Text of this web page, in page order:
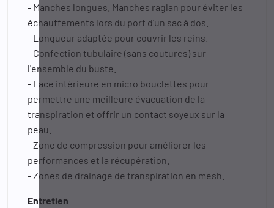
- Manches longues. Manches raglan pour éviter les
échauffements lors du port d’un sac à dos.
- Longueur adaptée pour couvrir les reins.
- Confection tubulaire (sans coutures) sur
l'ensemble du buste.
- Face intérieure en micro bouclettes pour
permettre une meilleure évacuation de la
transpiration et offrir un contact soyeux sur la
peau.
- Zone de compression pour améliorer les
performances et la récupération.
- Zones de drainage de transpiration en mesh.
Entretien